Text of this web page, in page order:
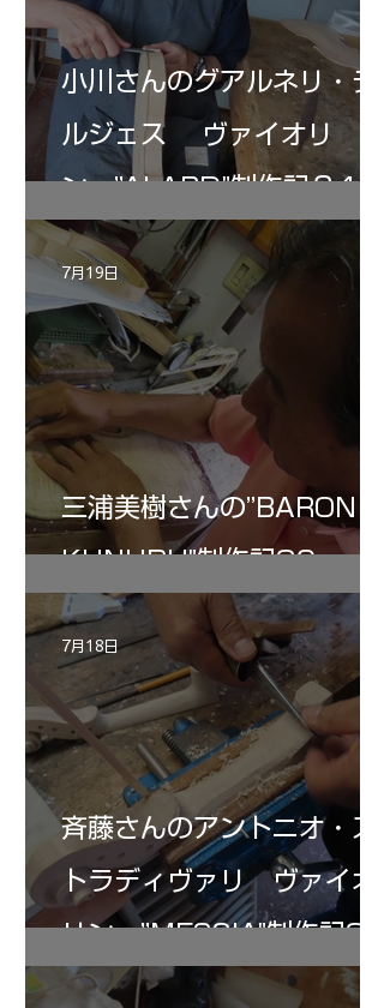
小川さんのグアルネリ・デ
ルジェス ヴァイオリ
ン ”ALARD"制作記３4
三浦美樹さんの”BARON・
KUNUPU"制作記30
7月19日
斉藤さんのアントニオ・ス
トラディヴァリ ヴァイオ
リン ”MESSIA"制作記32
7月18日